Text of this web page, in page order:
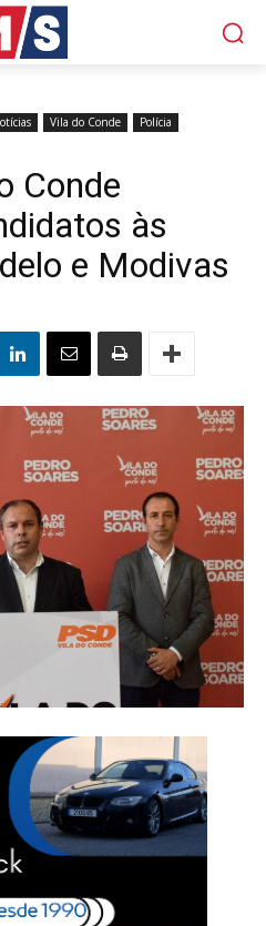
Vila do Conde
Polícia
Conde
às
e Modivas